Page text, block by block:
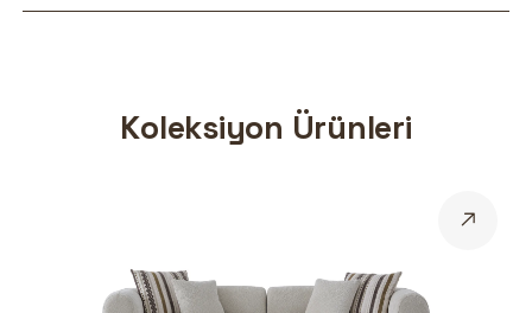
Koleksiyon Ürünleri